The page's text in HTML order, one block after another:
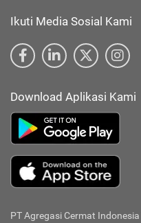
Ikuti Media Sosial Kami
Download Aplikasi Kami
PT Agregasi Cermat Indonesia